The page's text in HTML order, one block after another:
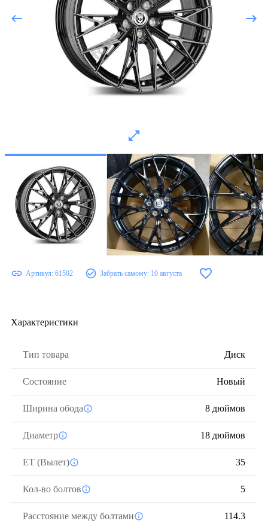
Артикул: 61502 Забрать самому: 10 августа
Характеристики
Тип товара Диск
Состояние Новый
Ширина обода 8 дюймов
Диаметр 18 дюймов
ЕТ (Вылет) 35
Кол-во болтов 5
Расстояние между болтами 114.3